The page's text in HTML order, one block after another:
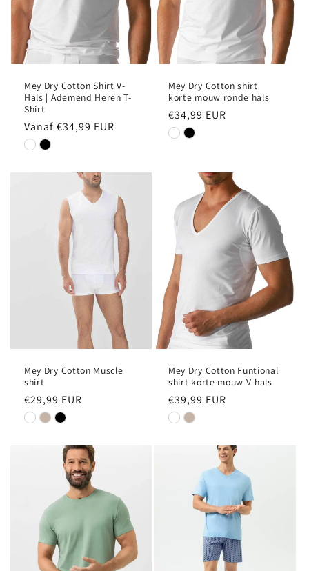
Mey Dry Cotton Shirt V-
Hals | Ademend Heren T-
Shirt
Normale
prijs
Vanaf €34,99 EUR
Mey Dry Cotton shirt
korte mouw ronde hals
Normale
prijs
€34,99 EUR
Mey Dry Cotton Muscle
shirt
Normale
prijs
€29,99 EUR
Mey Dry Cotton Funtional
shirt korte mouw V-hals
Normale
prijs
€39,99 EUR